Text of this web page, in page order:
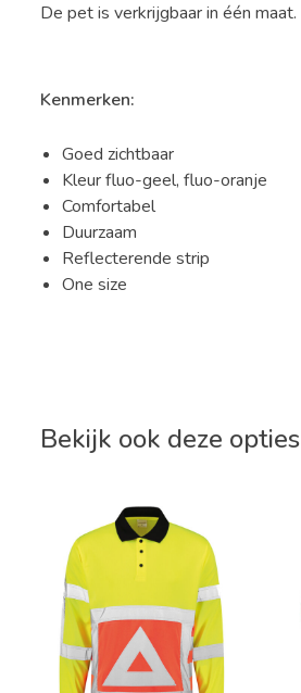
De pet is verkrijgbaar in één maat.
Kenmerken:
Goed zichtbaar
Kleur fluo-geel, fluo-oranje
Comfortabel
Duurzaam
Reflecterende strip
One size
Bekijk ook deze opties